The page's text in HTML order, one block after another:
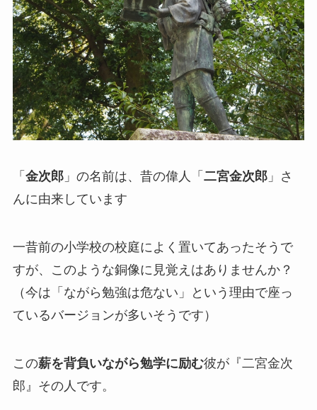
「 金次郎」の名前は、昔の偉人「 二宮金次郎」さ
んに由来しています
一昔前の小学校の校庭によく置いてあったそうで
すが、このような銅像に見覚えはありませんか？
（今は「ながら勉強は危ない」という理由で座っ
ているバージョンが多いそうです）
この薪を背負いながら勉学に励む彼が『二宮金次
郎』その人です。